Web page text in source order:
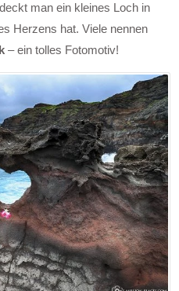
man ein kleines Loch in
Herzens hat. Viele nennen
– ein tolles Fotomotiv!